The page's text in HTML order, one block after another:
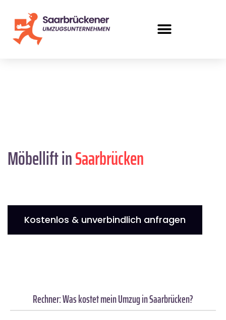
Möbellift inSaarbrücken
Kostenlos & unverbindlich anfragen
Rechner: Was kostet mein Umzug in Saarbrücken?